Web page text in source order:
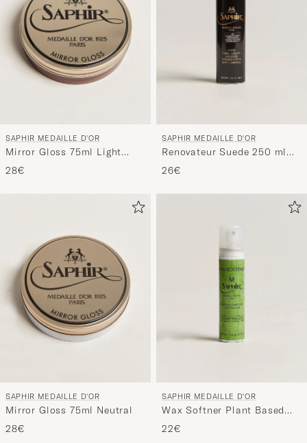
SAPHIR MEDAILLE D'OR
Mirror Gloss 75ml Light
Brown
28€
SAPHIR MEDAILLE D'OR
Renovateur Suede 250 ml
Spray Dark Brown
26€
SAPHIR MEDAILLE D'OR
Mirror Gloss 75ml Neutral
28€
SAPHIR MEDAILLE D'OR
Wax Softner Plant Based
75ml
22€